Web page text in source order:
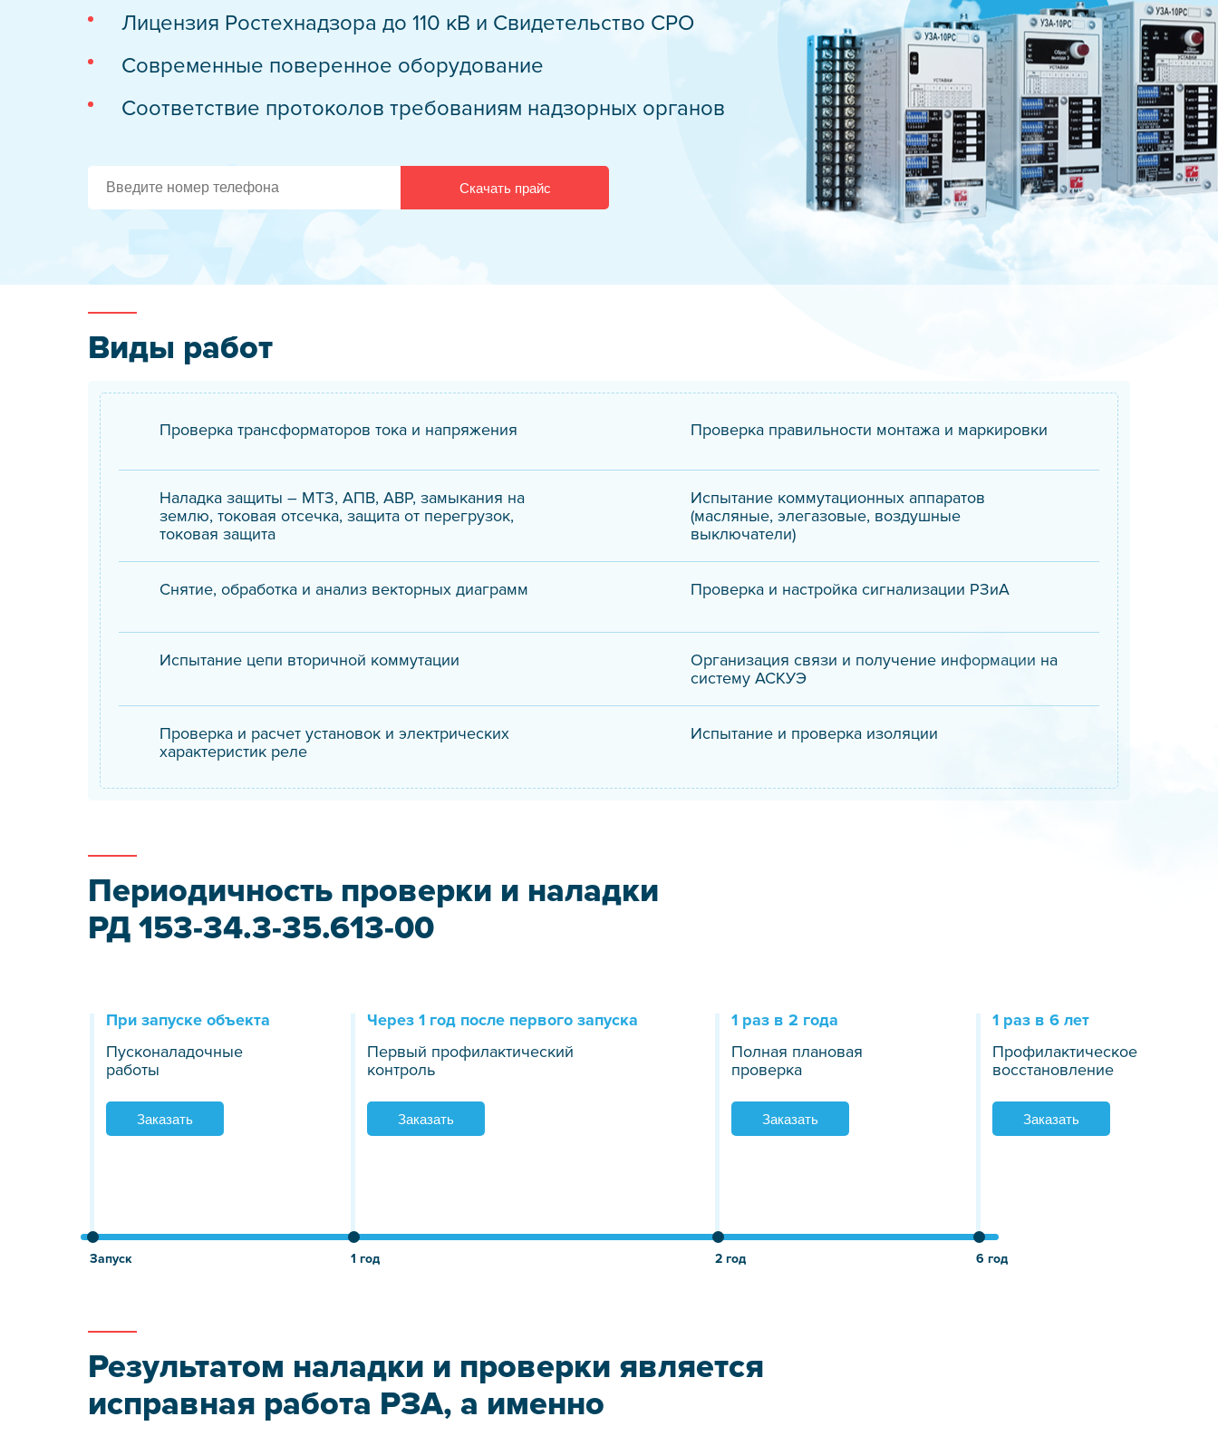
Испытания средств защиты
Техническое обслуживание
Электрообогрев
Новости
Реквизиты
Учебный центр
Лицензия Ростехнадзора до 110 кВ и Свидетельство СРО
Современные поверенное оборудование
Соответствие протоколов требованиям надзорных органов
Скачать прайс
Виды работ
Проверка трансформаторов тока и напряжения Проверка правильности монтажа и маркировки
Наладка защиты – МТЗ, АПВ, АВР, замыкания на
землю, токовая отсечка, защита от перегрузок,
токовая защита
Испытание коммутационных аппаратов
(масляные, элегазовые, воздушные
выключатели)
Снятие, обработка и анализ векторных диаграмм Проверка и настройка сигнализации РЗиА
Испытание цепи вторичной коммутации
Организация связи и получение информации на
систему АСКУЭ
Проверка и расчет установок и электрических
характеристик реле
Испытание и проверка изоляции
Периодичность проверки и наладки
РД 153-34.3-35.613-00
Запуск
При запуске объекта
Пусконаладочные
работы
Заказать
1 год
Через 1 год после первого запуска
Первый профилактический
контроль
Заказать
2 год
1 раз в 2 года
Полная плановая
проверка
Заказать
6 год
1 раз в 6 лет
Профилактическое
восстановление
Заказать
Результатом наладки и проверки является
исправная работа РЗА, а именно